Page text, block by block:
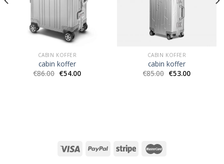
CABIN KOFFER
cabin koffer
€86.00 €54.00
CABIN KOFFER
cabin koffer
€85.00 €53.00